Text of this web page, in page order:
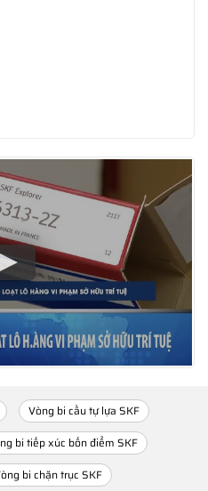
Vòng bi cầu tự lựa SKF
bi tiếp xúc bốn điểm SKF
bi chặn trục SKF